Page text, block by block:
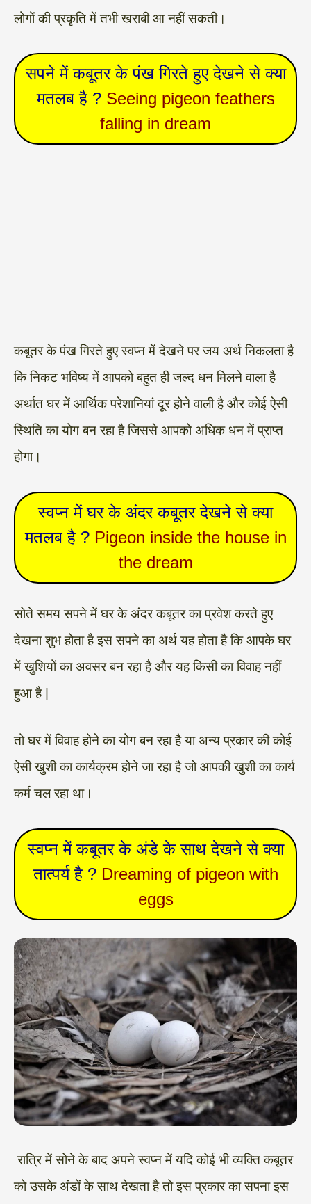
लोगों की प्रकृति में तभी खराबी आ नहीं सकती।
सपने में कबूतर के पंख गिरते हुए देखने से क्या
मतलब है ? Seeing pigeon feathers
falling in dream
कबूतर के पंख गिरते हुए स्वप्न में देखने पर जय अर्थ निकलता है
कि निकट भविष्य में आपको बहुत ही जल्द धन मिलने वाला है
अर्थात घर में आर्थिक परेशानियां दूर होने वाली है और कोई ऐसी
स्थिति का योग बन रहा है जिससे आपको अधिक धन में प्राप्त
होगा।
स्वप्न में घर के अंदर कबूतर देखने से क्या
मतलब है ? Pigeon inside the house in
the dream
सोते समय सपने में घर के अंदर कबूतर का प्रवेश करते हुए
देखना शुभ होता है इस सपने का अर्थ यह होता है कि आपके घर
में खुशियों का अवसर बन रहा है और यह किसी का विवाह नहीं
हुआ है |
तो घर में विवाह होने का योग बन रहा है या अन्य प्रकार की कोई
ऐसी खुशी का कार्यक्रम होने जा रहा है जो आपकी खुशी का कार्य
कर्म चल रहा था।
स्वप्न में कबूतर के अंडे के साथ देखने से क्या
तात्पर्य है ?Dreaming of pigeon with
eggs
‌‌‌ रात्रि में सोने के बाद अपने स्वप्न में यदि कोई भी व्यक्ति कबूतर
को उसके अंडों के साथ देखता है तो इस प्रकार का सपना इस